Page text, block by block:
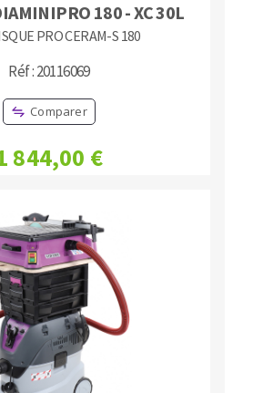
180 - XC 30L
PRO CERAM-S 180
Réf : 20116069
Comparer
844,00 €